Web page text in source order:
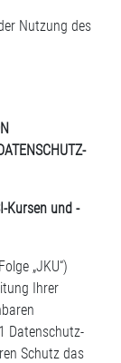
Nutzung des
Kursen und -
„JKU“)
Ihrer
Datenschutz-
Schutz das